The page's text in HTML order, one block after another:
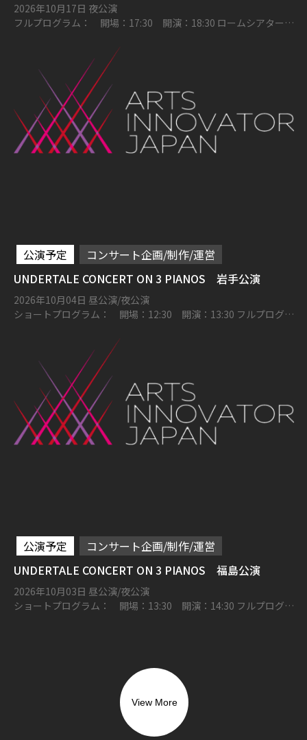
2026年10月17日 夜公演
フルプログラム： 開場：17:30 開演：18:30 ロームシアター京
公演予定
コンサート企画/制作/運営
UNDERTALE CONCERT ON 3 PIANOS 岩手公演
2026年10月04日 昼公演/夜公演
ショートプログラム： 開場：12:30 開演：13:30 フルプログラ
公演予定
コンサート企画/制作/運営
UNDERTALE CONCERT ON 3 PIANOS 福島公演
2026年10月03日 昼公演/夜公演
ショートプログラム： 開場：13:30 開演：14:30 フルプログラ
View More